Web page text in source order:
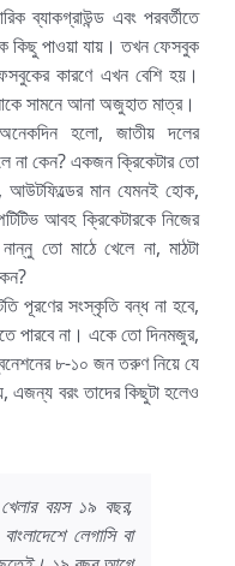
ব্যাকগ্রাউন্ড এবং পরবর্তীতে
কিছু পাওয়া যায়। তখন ফেসবুক
কারণে এখন বেশি হয়।
সামনে আনা অজুহাত মাত্র।
হলো, জাতীয় দলের
না কেন? একজন ক্রিকেটার তো
আউটফিল্ডের মান যেমনই হোক,
আবহ ক্রিকেটারকে নিজের
তো মাঠে খেলে না, মাঠটা
পূরণের সংস্কৃতি বন্ধ না হবে,
পারবে না। একে তো দিনমজুর,
৮-১০ জন তরুণ নিয়ে যে
এজন্য বরং তাদের কিছুটা হলেও
বয়স ১৯ বছর,
লেগাসি বা